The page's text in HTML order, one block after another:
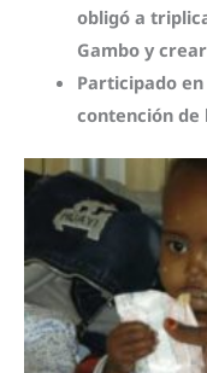
obligó a
Gambo y
Participadoen
contención de